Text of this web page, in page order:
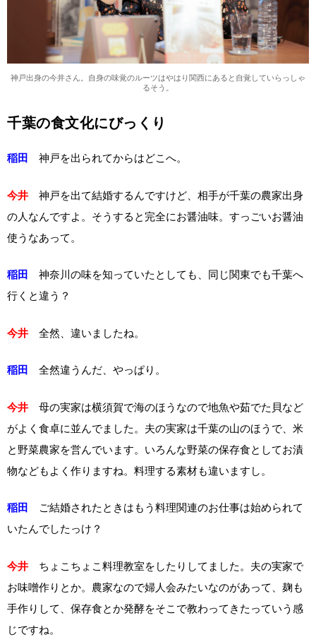
神戸出身の今井さん。自身の味覚のルーツはやはり関西にあると自覚していらっしゃ
るそう。
千葉の食文化にびっくり
稲田 神戸を出られてからはどこへ。
今井 神戸を出て結婚するんですけど、相手が千葉の農家出身
の人なんですよ。そうすると完全にお醤油味。すっごいお醤油
使うなあって。
稲田
神奈川の味を知っていたとしても、同じ関東でも千葉へ
行くと違う？
今井 全然、違いましたね。
稲田 全然違うんだ、やっぱり。
今井 母の実家は横須賀で海のほうなので地魚や茹でた貝など
がよく食卓に並んでました。夫の実家は千葉の山のほうで、米
と野菜農家を営んでいます。いろんな野菜の保存食としてお漬
物などもよく作りますね。料理する素材も違いますし。
稲田
ご結婚されたときはもう料理関連のお仕事は始められて
いたんでしたっけ？
今井 ちょこちょこ料理教室をしたりしてました。夫の実家で
お味噌作りとか。農家なので婦人会みたいなのがあって、麹も
手作りして、保存食とか発酵をそこで教わってきたっていう感
じですね。